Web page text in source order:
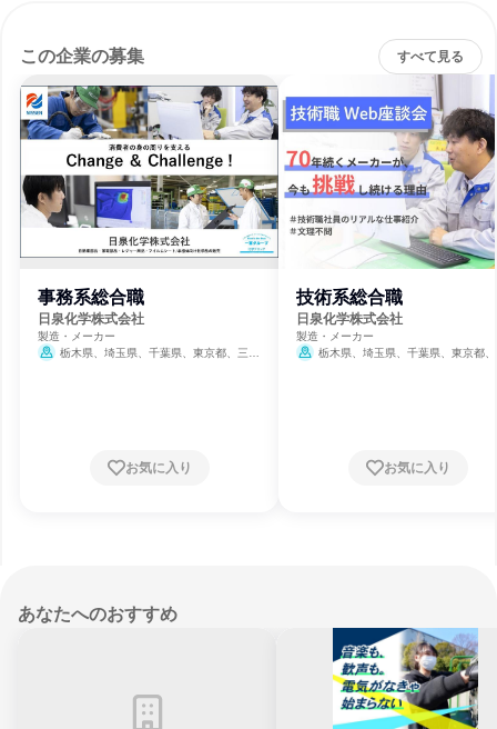
この企業の募集 すべて見る
事務系総合職
日泉化学株式会社
製造・メーカー
栃木県、埼玉県、千葉県、東京都、三重
お気に入り
技術系総合職
日泉化学株式会社
製造・メーカー
栃木県、埼玉県、千葉県、東京都
お気に入り
あなたへのおすすめ